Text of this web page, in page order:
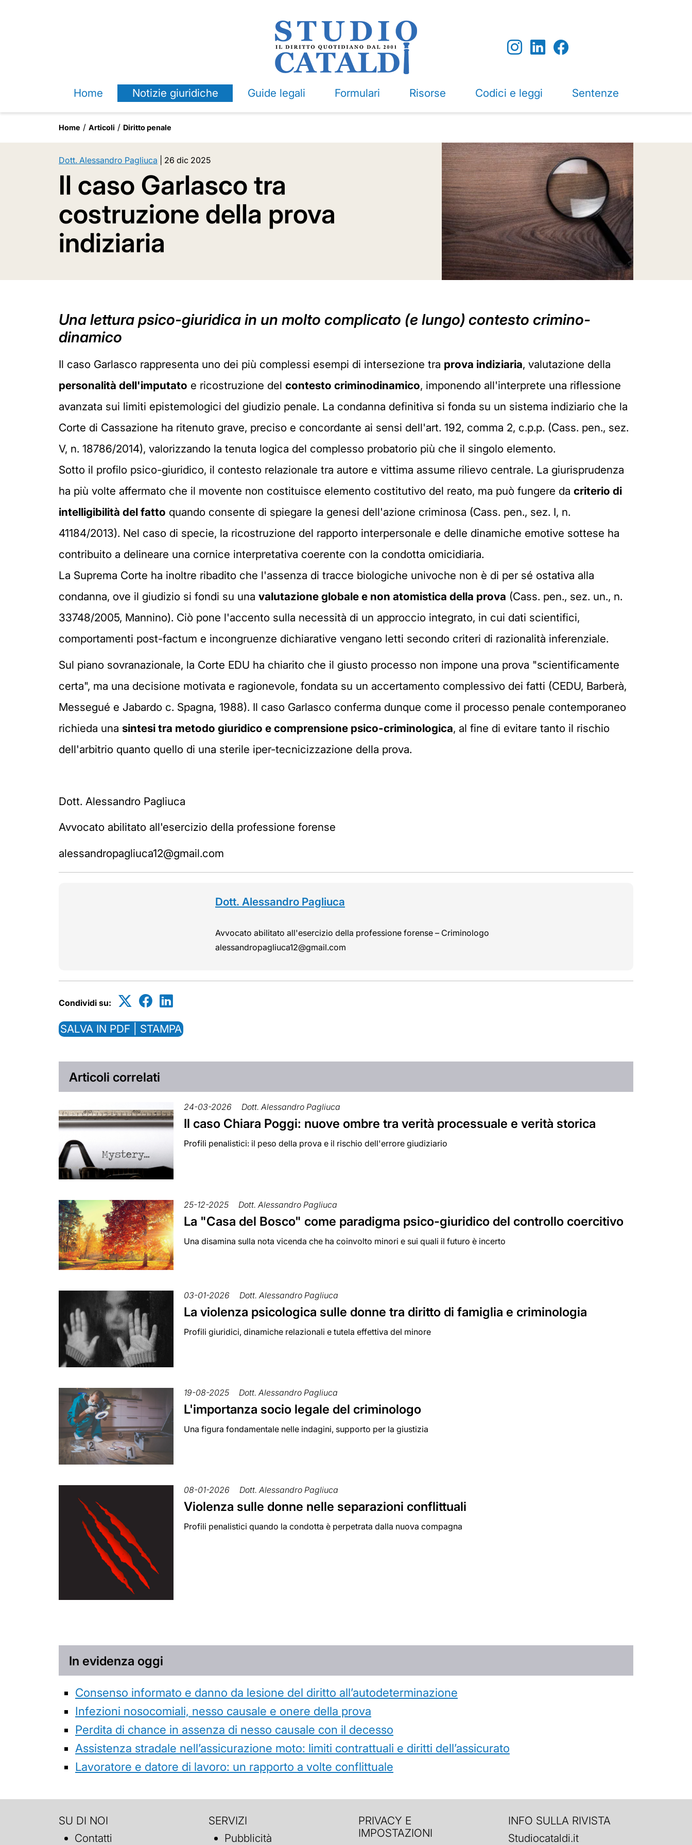
Home Notizie giuridiche Guide legali Formulari Risorse Codici e leggi Sentenze
Home Articoli Diritto penale
Dott. Alessandro Pagliuca 26 dic 2025
Il caso Garlasco tra
costruzione della prova
indiziaria
Una lettura psico-giuridica in un molto complicato (e lungo) contesto crimino-
dinamico
Il caso Garlasco rappresenta uno dei più complessi esempi di intersezione tra prova indiziaria, valutazione della
personalità dell'imputato e ricostruzione del contesto criminodinamico, imponendo all'interprete una riflessione
avanzata sui limiti epistemologici del giudizio penale. La condanna definitiva si fonda su un sistema indiziario che la
Corte di Cassazione ha ritenuto grave, preciso e concordante ai sensi dell'art. 192, comma 2, c.p.p. (Cass. pen., sez.
V, n. 18786/2014), valorizzando la tenuta logica del complesso probatorio più che il singolo elemento.
Sotto il profilo psico-giuridico, il contesto relazionale tra autore e vittima assume rilievo centrale. La giurisprudenza
ha più volte affermato che il movente non costituisce elemento costitutivo del reato, ma può fungere da criterio di
intelligibilità del fatto quando consente di spiegare la genesi dell'azione criminosa (Cass. pen., sez. I, n.
41184/2013). Nel caso di specie, la ricostruzione del rapporto interpersonale e delle dinamiche emotive sottese ha
contribuito a delineare una cornice interpretativa coerente con la condotta omicidiaria.
La Suprema Corte ha inoltre ribadito che l'assenza di tracce biologiche univoche non è di per sé ostativa alla
condanna, ove il giudizio si fondi su una valutazione globale e non atomistica della prova (Cass. pen., sez. un., n.
33748/2005, Mannino). Ciò pone l'accento sulla necessità di un approccio integrato, in cui dati scientifici,
comportamenti post-factum e incongruenze dichiarative vengano letti secondo criteri di razionalità inferenziale.
Sul piano sovranazionale, la Corte EDU ha chiarito che il giusto processo non impone una prova "scientificamente
certa", ma una decisione motivata e ragionevole, fondata su un accertamento complessivo dei fatti (CEDU, Barberà,
Messegué e Jabardo c. Spagna, 1988). Il caso Garlasco conferma dunque come il processo penale contemporaneo
richieda una sintesi tra metodo giuridico e comprensione psico-criminologica, al fine di evitare tanto il rischio
dell'arbitrio quanto quello di una sterile iper-tecnicizzazione della prova.
Dott. Alessandro Pagliuca
Avvocato abilitato all'esercizio della professione forense
alessandropagliuca12@gmail.com
Dott. Alessandro Pagliuca
Avvocato abilitato all'esercizio della professione forense – Criminologo
alessandropagliuca12@gmail.com
Condividi su:
SALVA IN PDF | STAMPA
Articoli correlati
24-03-2026 Dott. Alessandro Pagliuca
Il caso Chiara Poggi: nuove ombre tra verità processuale e verità storica
Profili penalistici: il peso della prova e il rischio dell'errore giudiziario
25-12-2025 Dott. Alessandro Pagliuca
La "Casa del Bosco" come paradigma psico-giuridico del controllo coercitivo
Una disamina sulla nota vicenda che ha coinvolto minori e sui quali il futuro è incerto
03-01-2026 Dott. Alessandro Pagliuca
La violenza psicologica sulle donne tra diritto di famiglia e criminologia
Profili giuridici, dinamiche relazionali e tutela effettiva del minore
19-08-2025 Dott. Alessandro Pagliuca
L'importanza socio legale del criminologo
Una figura fondamentale nelle indagini, supporto per la giustizia
08-01-2026 Dott. Alessandro Pagliuca
Violenza sulle donne nelle separazioni conflittuali
Profili penalistici quando la condotta è perpetrata dalla nuova compagna
In evidenza oggi
Consenso informato e danno da lesione del diritto all’autodeterminazione
Infezioni nosocomiali, nesso causale e onere della prova
Perdita di chance in assenza di nesso causale con il decesso
Assistenza stradale nell’assicurazione moto: limiti contrattuali e diritti dell’assicurato
Lavoratore e datore di lavoro: un rapporto a volte conflittuale
SU DI NOI
Contatti
SERVIZI
Pubblicità
PRIVACY E
IMPOSTAZIONI
INFO SULLA RIVISTA
Studiocataldi.it